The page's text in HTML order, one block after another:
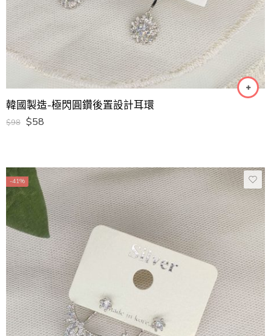
韓國製造-極閃圓鑽後置設計耳環
$98 $58
-41%